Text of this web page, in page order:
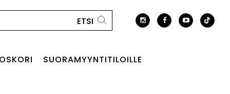
SUORAMYYNTITILOILLE